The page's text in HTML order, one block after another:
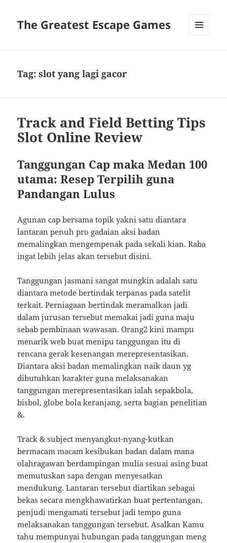
The Greatest Escape Games
Tag:slot yang lagi gacor
Track and Field Betting Tips
Slot Online Review
Tanggungan Cap maka Medan 100
utama: Resep Terpilih guna
Pandangan Lulus
Agunan cap bersama topik yakni satu diantara
lantaran penuh pro gadaian aksi badan
memalingkan mengempenak pada sekali kian. Raba
ingat lebih jelas akan tersebut disini.
Tanggungan jasmani sangat mungkin adalah satu
diantara metode bertindak terpanas pada satelit
terkait. Perniagaan bertindak meramalkan jadi
dalam jurusan tersebut memakai jadi guna maju
sebab pembinaan wawasan. Orang2 kini mampu
menarik web buat menipu tanggungan itu di
rencana gerak kesenangan merepresentasikan.
Diantara aksi badan memalingkan naik daun yg
dibutuhkan karakter guna melaksanakan
tanggungan merepresentasikan ialah sepakbola,
bisbol, globe bola keranjang, serta bagian penelitian
&.
Track & subject menyangkut-nyang-kutkan
bermacam macam kesibukan badan dalam mana
olahragawan berdampingan mulia sesuai asing buat
memutuskan sapa dengan menyesatkan
mendukung. Lantaran tersebut diartikan sebagai
bekas secara mengkhawatirkan buat pertentangan,
penjudi mengamati tersebut jadi tempo guna
melaksanakan tanggungan tersebut. Asalkan Kamu
tahu mempunyai hubungan pada tanggungan meng